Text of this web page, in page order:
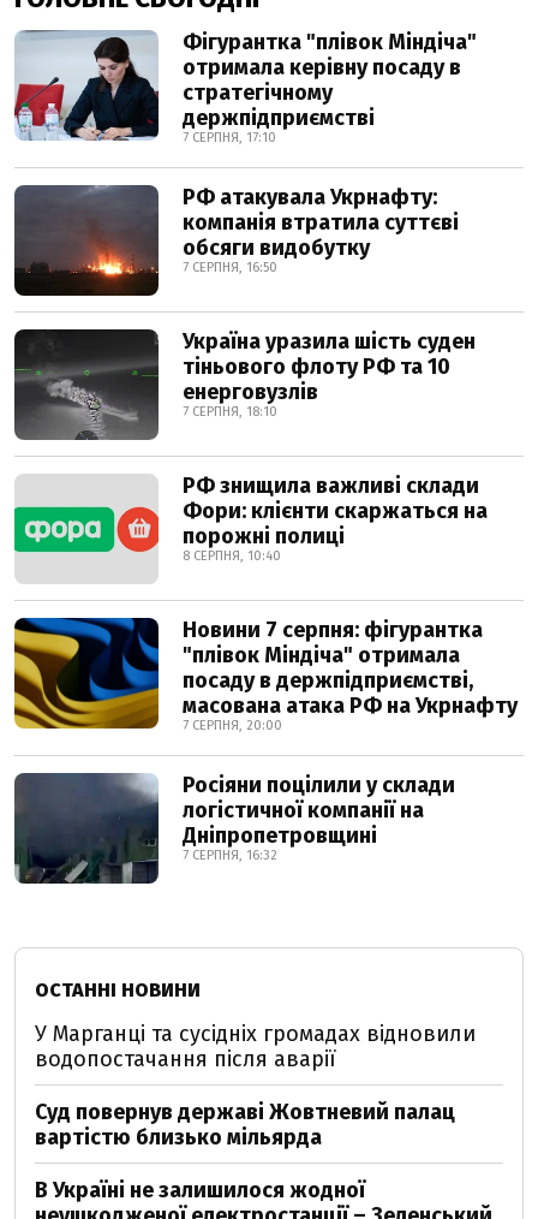
Фігурантка "плівок Міндіча"
отримала керівну посаду в
стратегічному
держпідприємстві
7 СЕРПНЯ, 17:10
РФ атакувала Укрнафту:
компанія втратила суттєві
обсяги видобутку
7 СЕРПНЯ, 16:50
Україна уразила шість суден
тіньового флоту РФ та 10
енерговузлів
7 СЕРПНЯ, 18:10
РФ знищила важливі склади
Фори: клієнти скаржаться на
порожні полиці
8 СЕРПНЯ, 10:40
Новини 7 серпня: фігурантка
"плівок Міндіча" отримала
посаду в держпідприємстві,
масована атака РФ на Укрнафту
7 СЕРПНЯ, 20:00
Росіяни поцілили у склади
логістичної компанії на
Дніпропетровщині
7 СЕРПНЯ, 16:32
ОСТАННІ НОВИНИ
У Марганці та сусідніх громадах відновили
водопостачання після аварії
Суд повернув державі Жовтневий палац
вартістю близько мільярда
В Україні не залишилося жодної